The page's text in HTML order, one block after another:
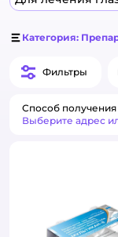
Категория:
Фильтры
Способ получения
Выберите адрес